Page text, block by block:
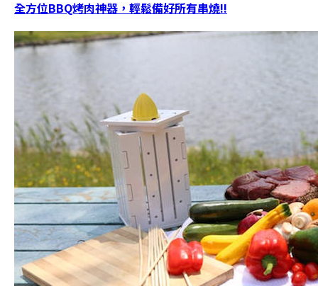
全方位BBQ烤肉神器，輕鬆備好所有串燒!!